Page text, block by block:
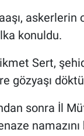
askerlerin
konuldu.
Sert,
gözyaşı
sonra İl
namazını